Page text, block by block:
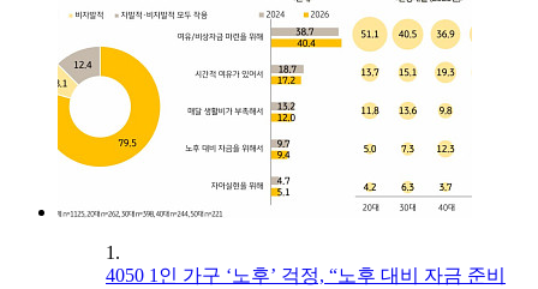
1.
4050 1인 가구 ‘노후’ 걱정, “노후 대비 자금 준비